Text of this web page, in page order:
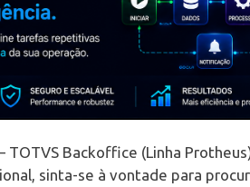
TOTVS Backoffice (Linha
sinta-se à vontade para